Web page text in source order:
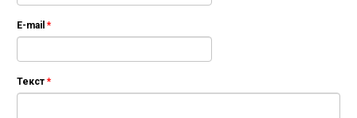
E-mail*
Текст*